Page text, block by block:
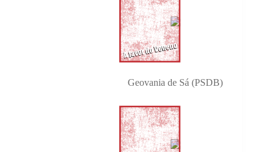
Geovania de Sá (PSDB)